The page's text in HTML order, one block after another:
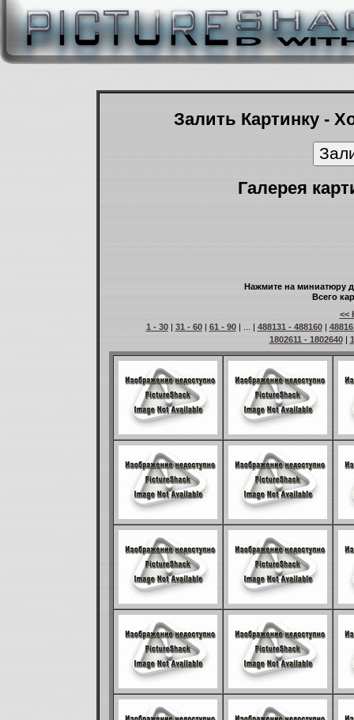
Залить Картинку -
Галерея
Нажмите на миниатюру
Всего
<<
1 - 30| 31 - 60| 61 - 90| ... | 488131 - 488160|
1802611 - 1802640|